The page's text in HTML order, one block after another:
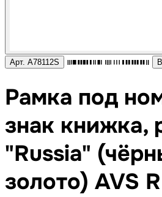
Арт. A78112S
Рамка под
знак книжка,
"Russia"
золото) AVS